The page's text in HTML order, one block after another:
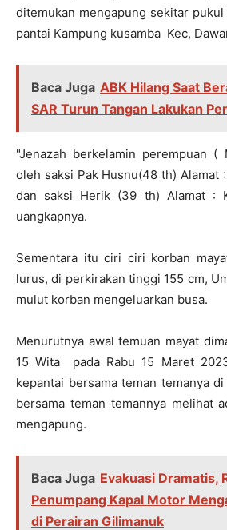
ditemukan mengapung sekitar pukul
pantai Kampung kusamba Kec,
Baca Juga ABK Hilang Saat
SAR Turun Tangan Lakukan
"Jenazah berkelamin perempuan
oleh saksi Pak Husnu(48 th) Alamat
dan saksi Herik (39 th) Alamat :
uangkapnya.
Sementara itu ciri ciri korban
lurus, di perkirakan tinggi 155 cm,
mulut korban mengeluarkan busa.
Menurutnya awal temuan mayat
15 Wita pada Rabu 15 Maret
kepantai bersama teman temanya
bersama teman temannya melihat
mengapung.
Baca Juga Evakuasi Dramatis,
Penumpang Kapal Motor
di Perairan Gilimanuk